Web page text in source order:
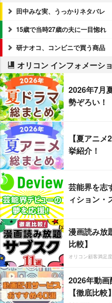
田中みな実、うっかりネタバレ
15歳で当時27歳の夫に一目惚れ
研ナオコ、コンビニで買う商品
オリコン インフォメーシ
2026年7月
勢ぞろい！
【夏アニ
挙紹介！
芸能界を志
ィション・
漫画読み放
比較】
オリコン顧客満足
2026年動
【徹底比較】